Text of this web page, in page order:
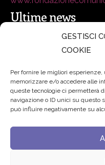
GESTISCI
COOKIE
Per fornire le migliori
memorizzare e/o accedere alle
queste tecnologie ci permetterà
navigazione o ID unici su questo
può influire negativamente su
Ultime news
secsolutionforum 2026:
Padre Benanti:
algoritmi del potere
Edvance – Digital